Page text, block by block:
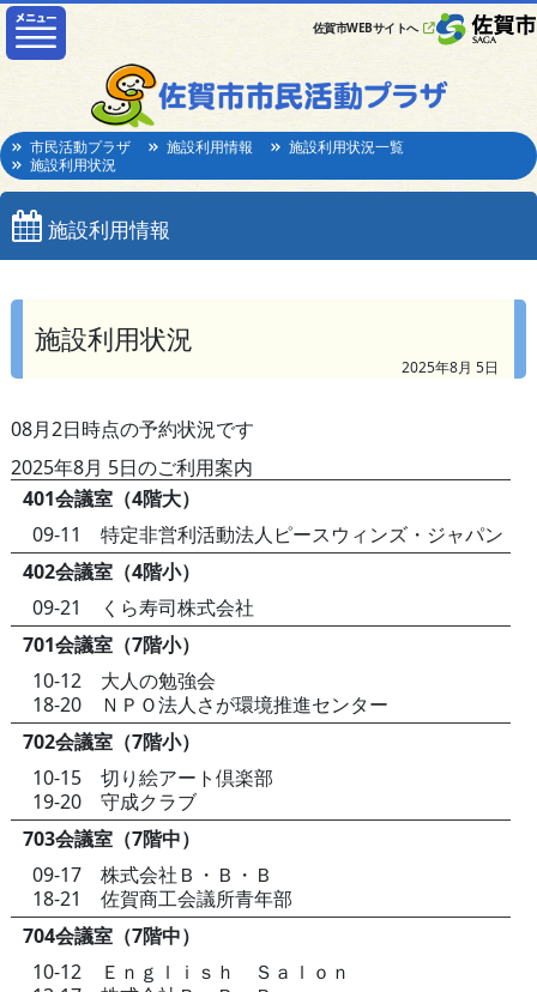
佐賀市WEBサイトへ
市民活動プラザ 施設利用情報
施設利用状況一覧
施設利用状況
施設利用情報
施設利用状況
2025年8月 5日
08月2日時点の予約状況です
2025年8月 5日のご利用案内
401会議室（4階大）
09-11 特定非営利活動法人ピースウィンズ・ジャパン
402会議室（4階小）
09-21 くら寿司株式会社
701会議室（7階小）
10-12 大人の勉強会
18-20 ＮＰＯ法人さが環境推進センター
702会議室（7階小）
10-15 切り絵アート倶楽部
19-20 守成クラブ
703会議室（7階中）
09-17 株式会社Ｂ・Ｂ・Ｂ
18-21 佐賀商工会議所青年部
704会議室（7階中）
10-12 Ｅｎｇｌｉｓｈ Ｓａｌｏｎ